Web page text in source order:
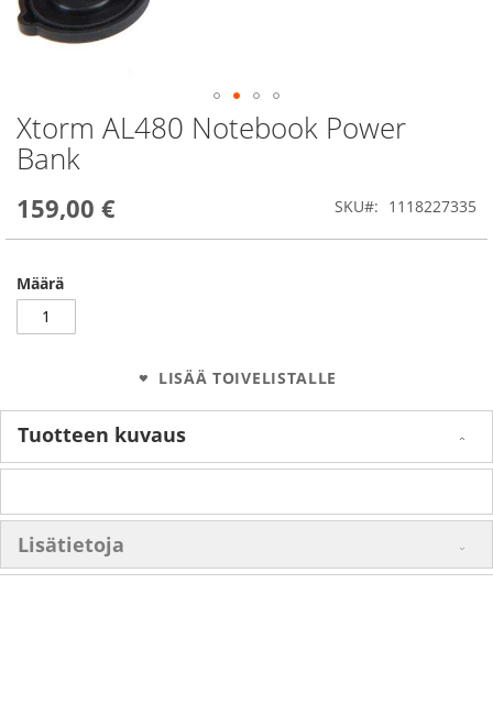
Xtorm AL480 Notebook Power
Bank
159,00 € SKU 1118227335
Määrä
LISÄÄ TOIVELISTALLE
Skip
to
the
of
images
Tuotteen kuvaus
Lisätietoja